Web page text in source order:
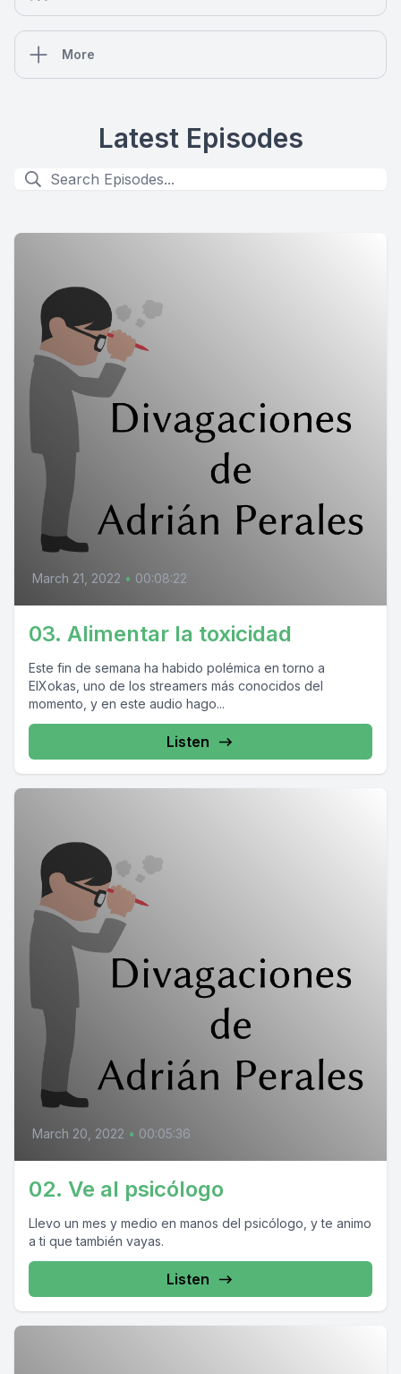
More
Latest Episodes
March 21, 2022 • 00:08:22
03. Alimentar la toxicidad
Este fin de semana ha habido polémica en torno a
ElXokas, uno de los streamers más conocidos del
momento, y en este audio hago...
Listen
March 20, 2022 • 00:05:36
02. Ve al psicólogo
Llevo un mes y medio en manos del psicólogo, y te animo
a ti que también vayas.
Listen